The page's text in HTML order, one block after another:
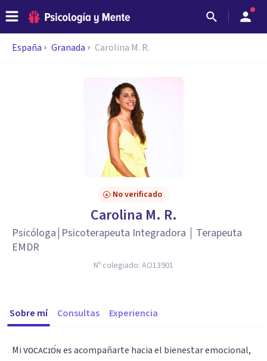
España Granada Carolina M. R.
No verificado
Carolina M. R.
Psicóloga￨Psicoterapeuta Integradora ￨ Terapeuta
EMDR
Nº colegiado: AO13901
Sobre mí Consultas Experiencia
Mi ᴠᴏᴄᴀᴄɪᴏ́ɴ es acompañarte hacia el bienestar emocional,